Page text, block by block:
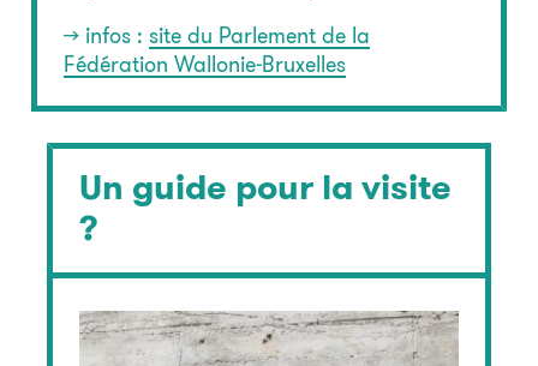
Un guide pour la visite
?
>> infos : site du Parlement de la
Fédération Wallonie-Bruxelles